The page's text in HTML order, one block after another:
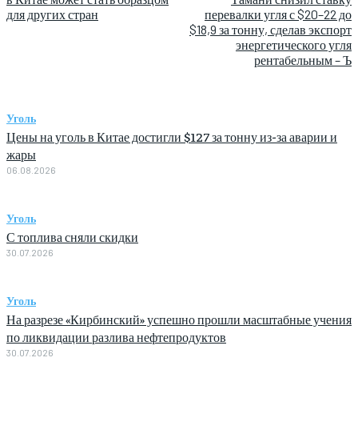
для других стран
перевалки угля с $20–22 до
$18,9 за тонну, сделав экспорт
энергетического угля
рентабельным – Ъ
Уголь
Цены на уголь в Китае достигли $127 за тонну из-за аварии и
жары
06.08.2026
Уголь
С топлива сняли скидки
30.07.2026
Уголь
На разрезе «Кирбинский» успешно прошли масштабные учения
по ликвидации разлива нефтепродуктов
30.07.2026